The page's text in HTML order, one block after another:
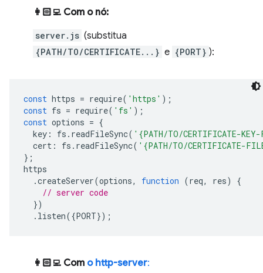
👩🏻‍💻 Com o nó:
server.js (substitua
{PATH/TO/CERTIFICATE...} e {PORT} ):
const https = require( 'https' );
const fs = require( 'fs' );
const options = {
key : fs . readFileSync( '{PATH/TO/CERTIFICATE-
cert : fs . readFileSync( '{PATH/TO/CERTIFICATE-
};
https
.createServer(options, function (req, res)
{
// server code
})
. listen({PORT});
👩🏻‍💻 Com o http-server: